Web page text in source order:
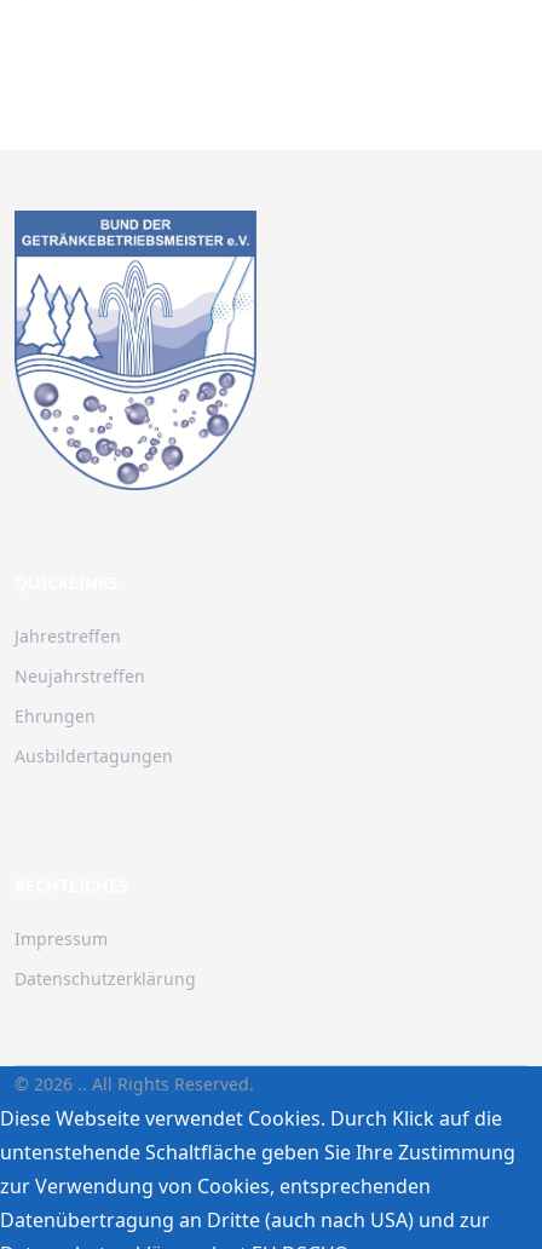
Jahrestreffen
Neujahrstreffen
Ehrungen
Ausbildertagungen
Impressum
Datenschutzerklärung
© 2026 .. All Rights Reserved.
Diese Webseite verwendet Cookies. Durch Klick auf die
untenstehende Schaltfläche geben Sie Ihre Zustimmung
zur Verwendung von Cookies, entsprechenden
Datenübertragung an Dritte (auch nach USA) und zur